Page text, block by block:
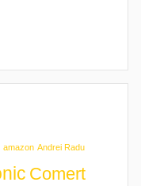
amazon Andrei Radu
Comert